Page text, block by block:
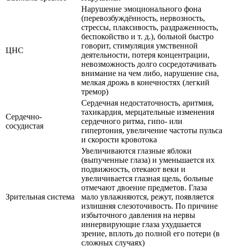
ЦНС
Нарушение эмоционального фона
(перевозбуждённость, нервозность,
стрессы, плаксивость, раздраженность,
беспокойство и т. д.), больной быстро
говорит, стимуляция умственной
деятельности, потеря концентрации,
невозможность долго сосредотачивать
внимание на чем либо, нарушение сна,
мелкая дрожь в конечностях (легкий
тремор)
Сердечно-
сосудистая
Сердечная недостаточность, аритмия,
тахикардия, мерцательные изменения
сердечного ритма, гипо- или
гипертония, увеличение частоты пульса
и скорости кровотока
Зрительная система
Увеличиваются глазные яблоки
(выпученные глаза) и уменьшается их
подвижность, отекают веки и
увеличивается глазная щель, больные
отмечают двоение предметов. Глаза
мало увлажняются, режут, появляется
излишняя слезоточивость. По причине
избыточного давления на нервы
иннервирующие глаза ухудшается
зрение, вплоть до полной его потери (в
сложных случаях)